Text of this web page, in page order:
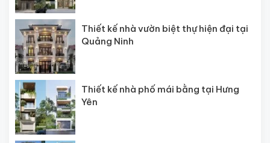
Thiết kế nhà vườn biệt thự hiện đại tại
Quảng Ninh
Thiết kế nhà phố mái bằng tại Hưng
Yên